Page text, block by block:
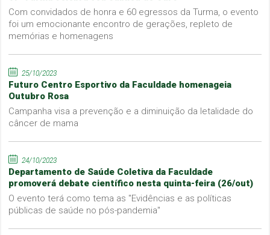
Com convidados de honra e 60 egressos da Turma, o evento
foi um emocionante encontro de gerações, repleto de
memórias e homenagens
25/10/2023
Futuro Centro Esportivo da Faculdade homenageia
Outubro Rosa
Campanha visa a prevenção e a diminuição da letalidade do
câncer de mama
24/10/2023
Departamento de Saúde Coletiva da Faculdade
promoverá debate científico nesta quinta-feira (26/out)
O evento terá como tema as "Evidências e as políticas
públicas de saúde no pós-pandemia"